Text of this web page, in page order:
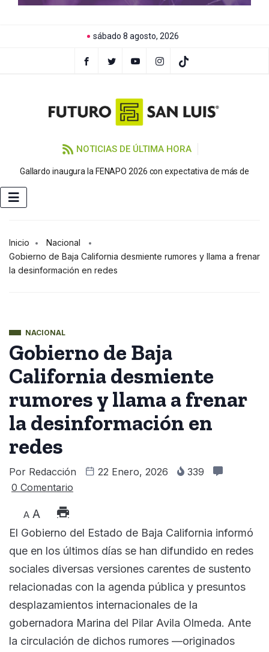
sábado 8 agosto, 2026
NOTICIAS DE ÚLTIMA HORA
Gallardo inaugura la FENAPO 2026 con expectativa de más de
Inicio
Nacional
Gobierno de Baja California desmiente rumores y llama a frenar
la desinformación en redes
NACIONAL
Gobierno de Baja
California desmiente
rumores y llama a frenar
la desinformación en
redes
Por Redacción 22 Enero, 2026
339
0 Comentario
A A
El Gobierno del Estado de Baja California informó
que en los últimos días se han difundido en redes
sociales diversas versiones carentes de sustento
relacionadas con la agenda pública y presuntos
desplazamientos internacionales de la
gobernadora Marina del Pilar Avila Olmeda. Ante
la circulación de dichos rumores —originados